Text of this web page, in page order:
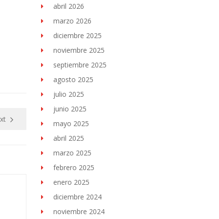
abril 2026
marzo 2026
diciembre 2025
noviembre 2025
septiembre 2025
agosto 2025
julio 2025
junio 2025
mayo 2025
abril 2025
marzo 2025
febrero 2025
enero 2025
diciembre 2024
noviembre 2024